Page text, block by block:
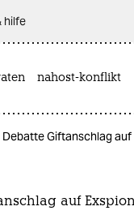
hilfe
nahost-konflikt
Debatte Giftanschlag auf
auf